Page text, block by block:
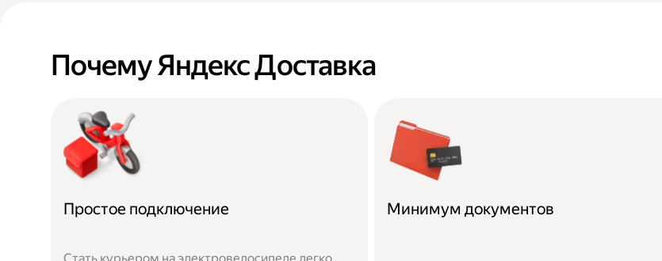
Почему Яндекс Доставка
Простое подключение Минимум документов